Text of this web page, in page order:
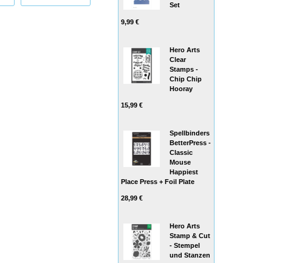
Set
9,99 €
Hero Arts
Clear
Stamps -
Chip Chip
Hooray
15,99 €
Spellbinders
BetterPress -
Classic
Mouse
Happiest
Place Press + Foil Plate
28,99 €
Hero Arts
Stamp & Cut
- Stempel
und Stanzen